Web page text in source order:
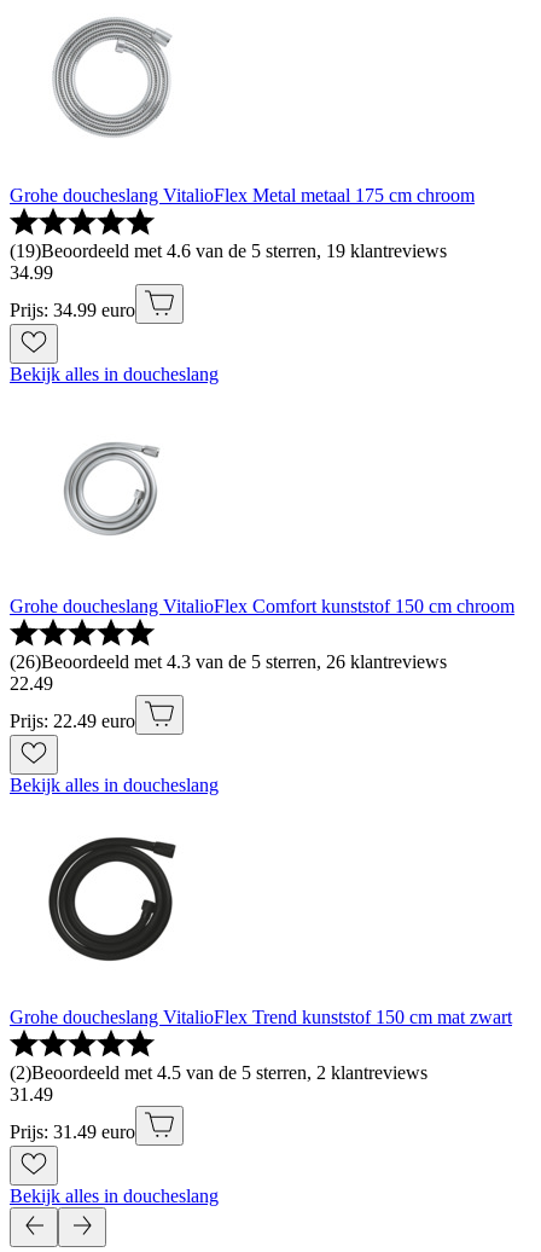
Grohe doucheslang VitalioFlex Metal metaal 175 cm chroom
(19)Beoordeeld met 4.6 van de 5 sterren, 19 klantreviews
34.99
Prijs: 34.99 euro
Bekijk alles in doucheslang
Grohe doucheslang VitalioFlex Comfort kunststof 150 cm chroom
(26)Beoordeeld met 4.3 van de 5 sterren, 26 klantreviews
22.49
Prijs: 22.49 euro
Bekijk alles in doucheslang
Grohe doucheslang VitalioFlex Trend kunststof 150 cm mat zwart
(2)Beoordeeld met 4.5 van de 5 sterren, 2 klantreviews
31 .49
Prijs: 31.49 euro
Bekijk alles in doucheslang